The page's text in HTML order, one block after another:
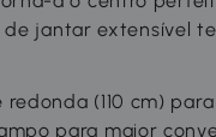
jantar extensível
(110 cm) para
para maior